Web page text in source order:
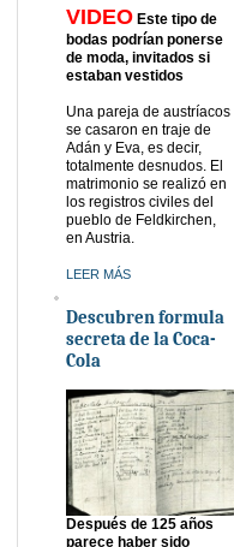
VIDEO Este tipo de
bodas podrían ponerse
de moda, invitados si
estaban vestidos
Una pareja de austríacos
se casaron en traje de
Adán y Eva, es decir,
totalmente desnudos. El
matrimonio se realizó en
los registros civiles del
pueblo de Feldkirchen,
en Austria.
LEER MÁS
Descubren formula
secreta de la Coca-
Cola
Después de 125 años
parece haber sido